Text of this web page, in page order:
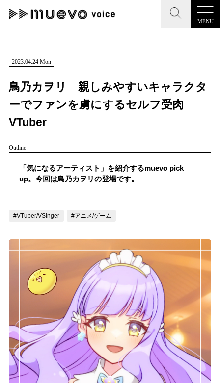
MENU
CLOSE
記事を検索する
#男性シンガー #HR/HM #女性シンガー
CLOSE
"読者の声を形にする”音楽特化メディア
記事一覧
プレスリリース一覧
お問い合わせ
ログイン
muevoクラウドファンディング
muevoコミュニティ
ぶいクラ！by muevo
ぶいコミュ！by muevo
2023.04.24 Mon
鳥乃カヲリ 親しみやすいキャラクタ
ーでファンを虜にするセルフ受肉
VTuber
Outline
「気になるアーティスト」を紹介するmuevo pick
up。今回は鳥乃カヲリの登場です。
#VTuber/VSinger #アニメ/ゲーム